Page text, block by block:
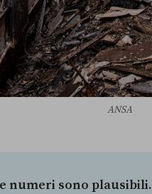
ANSA
numeri sono plausibili.